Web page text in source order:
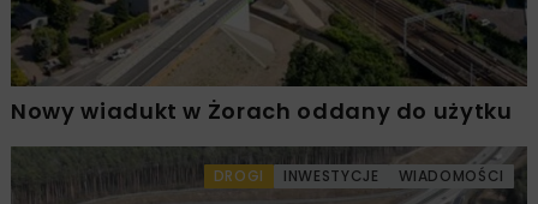
Nowy wiadukt w Żorach oddany do użytku
DROGI INWESTYCJE WIADOMOŚCI